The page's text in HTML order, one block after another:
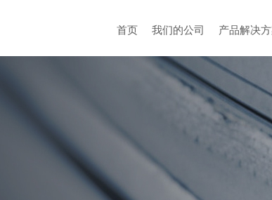
首页 我们的公司 产品解决